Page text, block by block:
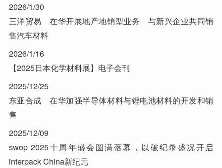
2026/1/30
三洋贸易 在华开展地产地销型业务 与新兴企业共同销
售汽车材料
2026/1/16
【2025日本化学材料展】电子会刊
2025/12/25
东亚合成 在华加强半导体材料与锂电池材料的开发和销
售
2025/12/09
swop 2025十周年盛会圆满落幕，以破纪录盛况开启
interpack China新纪元